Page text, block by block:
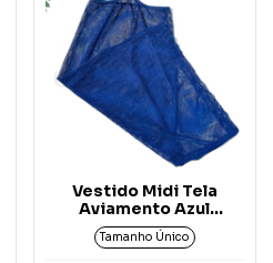
Vestido Midi Tela
Aviamento Azul
Marinho Copacabana
Tamanho Único